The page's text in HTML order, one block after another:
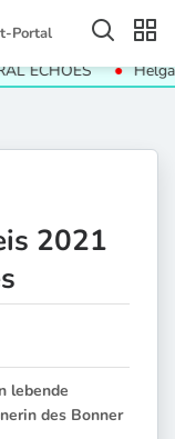
Portal
Helga
2021
lebende
des Bonner